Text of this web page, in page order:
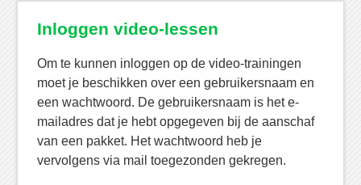
Inloggen video-lessen
Om te kunnen inloggen op de video-trainingen
moet je beschikken over een gebruikersnaam en
een wachtwoord. De gebruikersnaam is het e-
mailadres dat je hebt opgegeven bij de aanschaf
van een pakket. Het wachtwoord heb je
vervolgens via mail toegezonden gekregen.